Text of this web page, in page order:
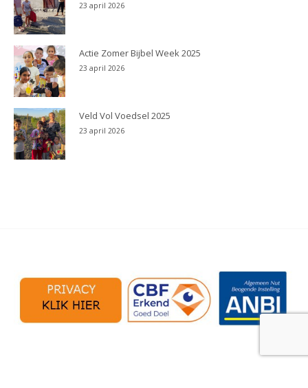
23 april 2026
Actie Zomer Bijbel Week 2025
23 april 2026
Veld Vol Voedsel 2025
23 april 2026